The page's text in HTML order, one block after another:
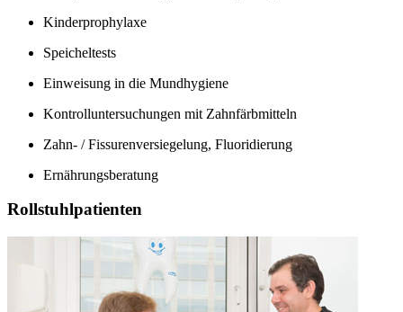
Kinderprophylaxe
Speicheltests
Einweisung in die Mundhygiene
Kontrolluntersuchungen mit Zahnfärbmitteln
Zahn- / Fissurenversiegelung, Fluoridierung
Ernährungsberatung
Rollstuhlpatienten